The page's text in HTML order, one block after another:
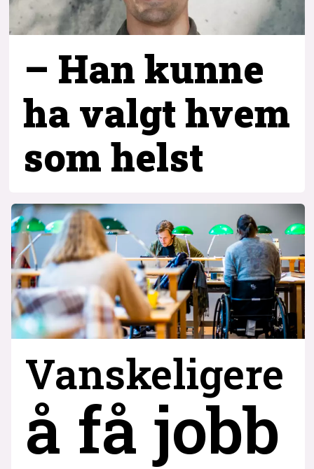
– Han kunne
ha valgt hvem
som helst
Vanskeligere
å få jobb